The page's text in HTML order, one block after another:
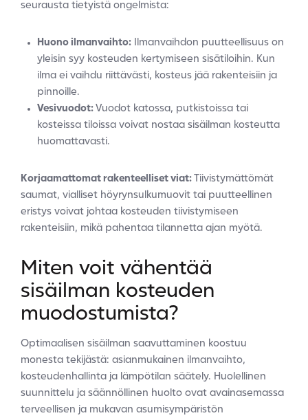
seurausta tietyistä ongelmista:
Huono ilmanvaihto: Ilmanvaihdon puutteellisuus on
yleisin syy kosteuden kertymiseen sisätiloihin. Kun
ilma ei vaihdu riittävästi, kosteus jää rakenteisiin ja
pinnoille.
Vesivuodot: Vuodot katossa, putkistoissa tai
kosteissa tiloissa voivat nostaa sisäilman kosteutta
huomattavasti.
Korjaamattomat rakenteelliset viat: Tiivistymättömät
saumat, vialliset höyrynsulkumuovit tai puutteellinen
eristys voivat johtaa kosteuden tiivistymiseen
rakenteisiin, mikä pahentaa tilannetta ajan myötä.
Miten voit vähentää
sisäilman kosteuden
muodostumista?
Optimaalisen sisäilman saavuttaminen koostuu
monesta tekijästä: asianmukainen ilmanvaihto,
kosteudenhallinta ja lämpötilan säätely. Huolellinen
suunnittelu ja säännöllinen huolto ovat avainasemassa
terveellisen ja mukavan asumisympäristön